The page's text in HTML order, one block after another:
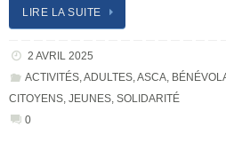
LIRE LA SUITE
2 AVRIL 2025
ACTIVITÉS, ADULTES, ASCA,
CITOYENS JEUNES SOLIDARITÉ
0